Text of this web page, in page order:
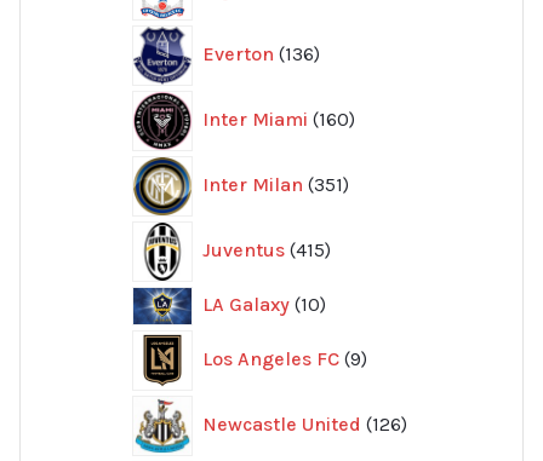
Everton 136
produkter
Inter Miami 160
produkter
Inter Milan 351
produkter
Juventus 415
produkter
LA Galaxy 1010
Los Angeles FC 9
produkter
Newcastle United 126
produkter